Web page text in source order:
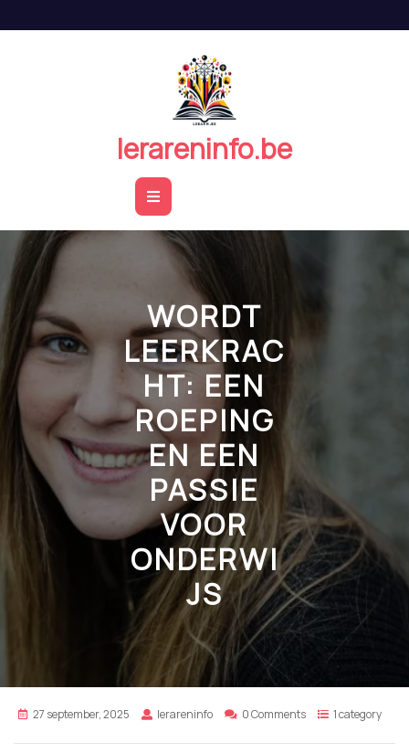
de
lerareninfo.be
Open
Button
WORDT
LEERKRAC
HT: EEN
ROEPING
EN EEN
PASSIE
VOOR
ONDERWI
JS
27 september, 2025 lerareninfo 0 Comments 1 category